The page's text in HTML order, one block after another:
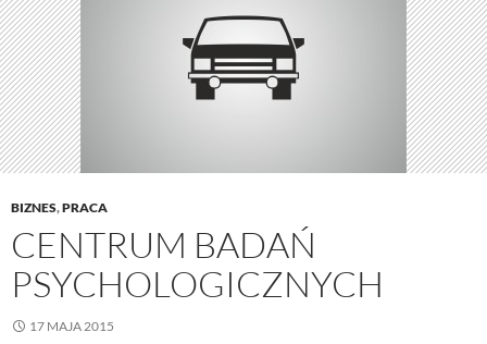
BIZNES,PRACA
CENTRUM BADAŃ
PSYCHOLOGICZNYCH
17 MAJA 2015